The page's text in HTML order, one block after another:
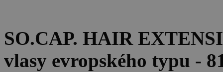
SO.CAP. HAIR
vlasy evropského typu -